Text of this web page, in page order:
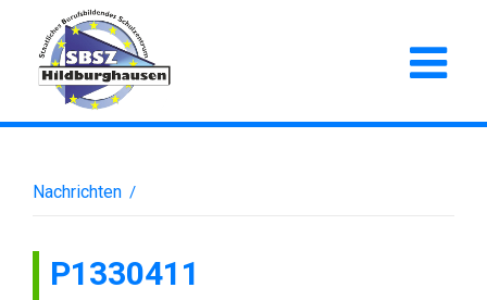
Nachrichten /
P1330411